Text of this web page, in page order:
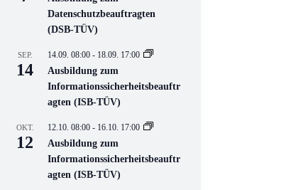
t
u
l
V
e
r
n
s
t
a
t
Datenschutzbeauftragten
(DSB-TÜV)
SEP.
14
14.09. 08:00 - 18.09. 17:00
Ausbildung zum
Informationssicherheitsbeauftr
agten (ISB-TÜV)
OKT.
12
12.10. 08:00 - 16.10. 17:00
Ausbildung zum
Informationssicherheitsbeauftr
agten (ISB-TÜV)